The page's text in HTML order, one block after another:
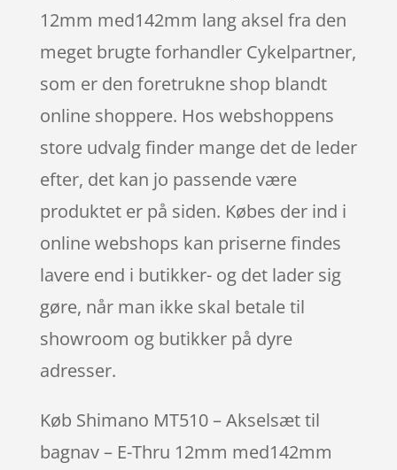
12mm med142mm lang aksel fra den
meget brugte forhandler Cykelpartner,
som er den foretrukne shop blandt
online shoppere. Hos webshoppens
store udvalg finder mange det de leder
efter, det kan jo passende være
produktet er på siden. Købes der ind i
online webshops kan priserne findes
lavere end i butikker- og det lader sig
gøre, når man ikke skal betale til
showroom og butikker på dyre
adresser.
Køb Shimano MT510 – Akselsæt til
bagnav – E-Thru 12mm med142mm